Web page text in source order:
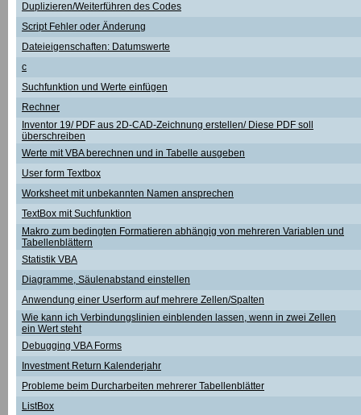
Duplizieren/Weiterführen des Codes
Script Fehler oder Änderung
Dateieigenschaften: Datumswerte
c
Suchfunktion und Werte einfügen
Rechner
Inventor 19/ PDF aus 2D-CAD-Zeichnung erstellen/ Diese PDF soll
überschreiben
Werte mit VBA berechnen und in Tabelle ausgeben
User form Textbox
Worksheet mit unbekannten Namen ansprechen
TextBox mit Suchfunktion
Makro zum bedingten Formatieren abhängig von mehreren Variablen und
Tabellenblättern
Statistik VBA
Diagramme, Säulenabstand einstellen
Anwendung einer Userform auf mehrere Zellen/Spalten
Wie kann ich Verbindungslinien einblenden lassen, wenn in zwei Zellen
ein Wert steht
Debugging VBA Forms
Investment Return Kalenderjahr
Probleme beim Durcharbeiten mehrerer Tabellenblätter
ListBox